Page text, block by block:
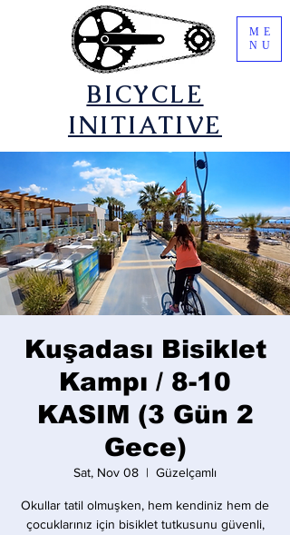
​BICYCLE
INITIATIVE
ME
NU
Kuşadası Bisiklet
Kampı / 8-10
KASIM (3 Gün 2
Gece)
Sat, Nov 08
  |
Güzelçamlı
Okullar tatil olmuşken, hem kendiniz hem de
çocuklarınız için bisiklet tutkusunu güvenli,